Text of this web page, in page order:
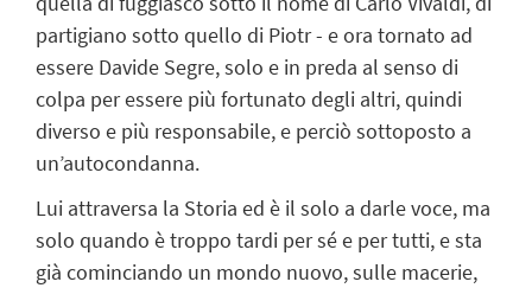
partigiano sotto quello di Piotr - e ora tornato ad
essere Davide Segre, solo e in preda al senso di
colpa per essere più fortunato degli altri, quindi
diverso e più responsabile, e perciò sottoposto a
un’autocondanna.
Lui attraversa la Storia ed è il solo a darle voce, ma
solo quando è troppo tardi per sé e per tutti, e sta
già cominciando un mondo nuovo, sulle macerie,